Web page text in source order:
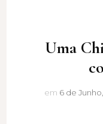
Uma
em 6 de